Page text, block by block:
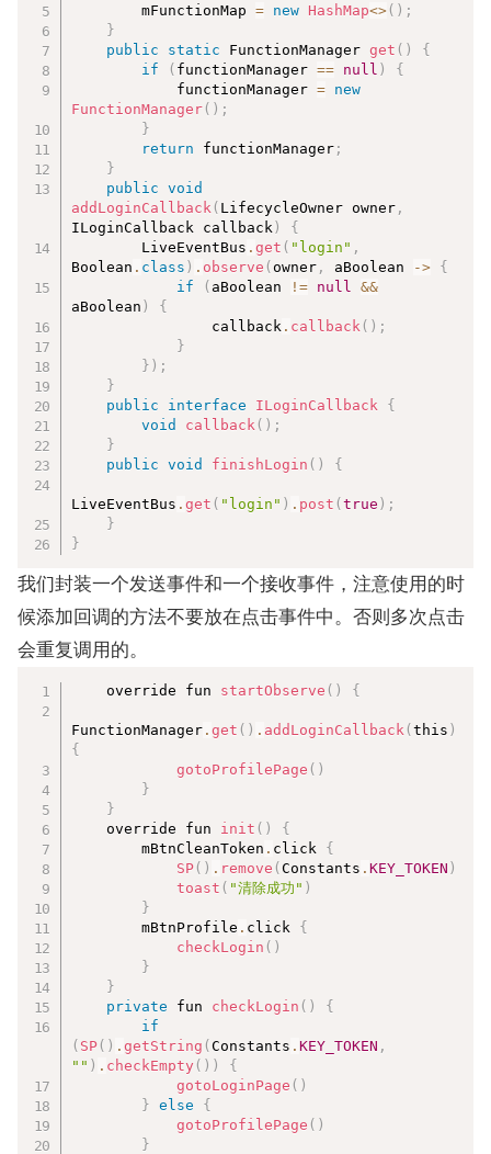
        mFunctionMap
= new HashMap<>( ) ;
}
public
static FunctionManager get ( )
{
if
( functionManager == null )
{
            functionManager
= new
FunctionManager( ) ;
}
return functionManager ;
}
public
void
addLoginCallback( LifecycleOwner owner ,
ILoginCallback callback )
{
        LiveEventBus
.get ( "login" ,
Boolean . class ) . observe ( owner , aBoolean -> {
if
( aBoolean != null
&&
aBoolean )
{
                callback
. callback( ) ;
}
} ) ;
}
public
interface ILoginCallback {
void
callback( ) ;
}
public
void finishLogin ( ) {
LiveEventBus .get ( "login" ) . post (true ) ;
}
}
我们封装一个发送事件和一个接收事件，注意使用的时
候添加回调的方法不要放在点击事件中。否则多次点击
会重复调用的。
    override fun
startObserve ( ) {
FunctionManager .get ( ) . addLoginCallback(this )
{
gotoProfilePage ( )
}
}
    override fun
init ( )
{
        mBtnCleanToken
. click {
SP( ) . remove (Constants .KEY_TOKEN )
toast ( "清除成功" )
}
        mBtnProfile
. click {
checkLogin ( )
}
}
private fun checkLogin ( )
{
if
( SP( ) .getString (Constants .KEY_TOKEN ,
"" ) . checkEmpty ( ) )
{
gotoLoginPage ( )
}
else
{
gotoProfilePage ( )
}